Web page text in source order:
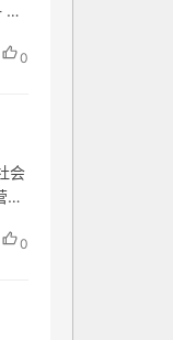
经
0
会
范
0